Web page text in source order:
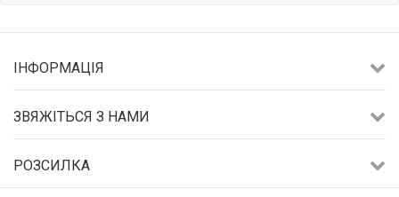
ІНФОРМАЦІЯ
ЗВЯЖІТЬСЯ З НАМИ
РОЗСИЛКА